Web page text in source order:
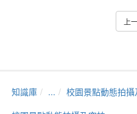
上
知識庫 ...
校園景點動態拍攝